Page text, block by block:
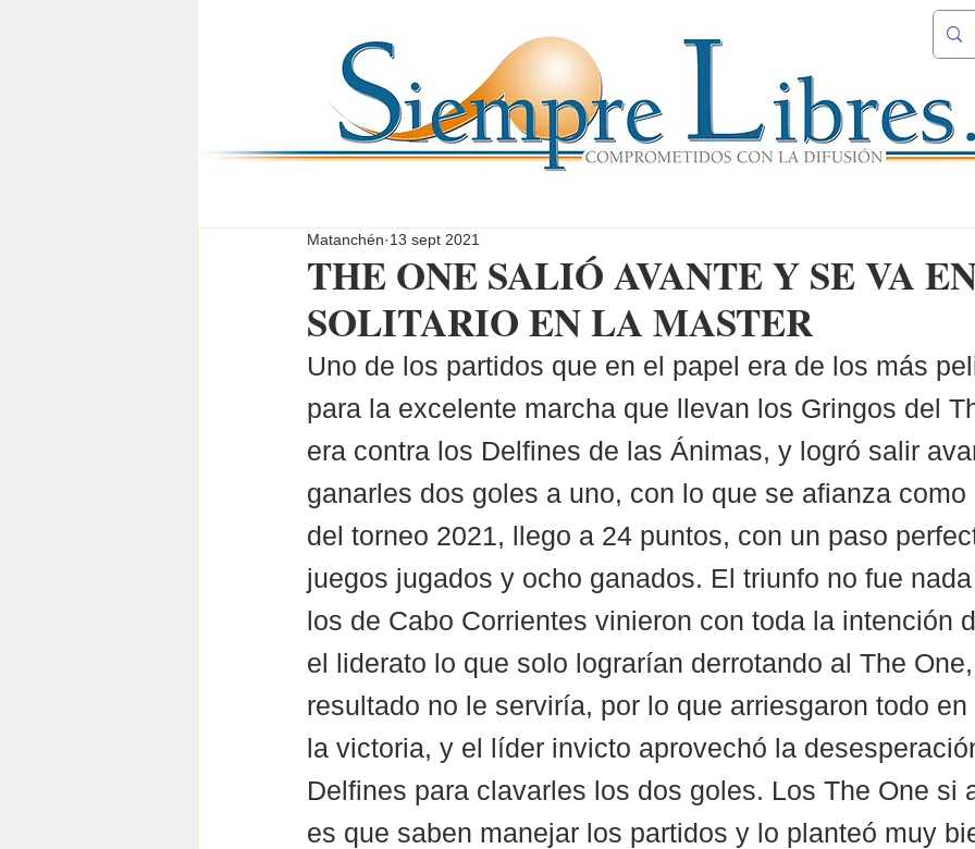
THE ONE SALIÓ AVANTE Y SE VA
SOLITARIO EN LA MASTER
Matanchén 13 sept 2021
Uno de los partidos que en el papel era de los más
para la excelente marcha que llevan los Gringos del
era contra los Delfines de las Ánimas, y logró salir
ganarles dos goles a uno, con lo que se afianza
del torneo 2021, llego a 24 puntos, con un paso
juegos jugados y ocho ganados. El triunfo no fue
los de Cabo Corrientes vinieron con toda la intención
el liderato lo que solo lograrían derrotando al The
resultado no le serviría, por lo que arriesgaron todo
la victoria, y el líder invicto aprovechó la
Delfines para clavarles los dos goles. Los The One si
es que saben manejar los partidos y lo planteó muy